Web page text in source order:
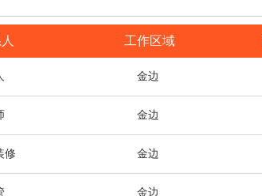
工作区域
金边
金边
修 金边
金边